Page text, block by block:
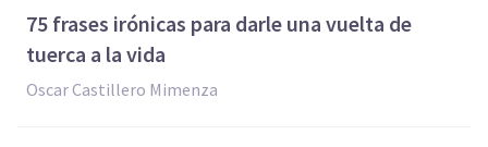
75 frases irónicas para darle una vuelta de
tuerca a la vida
Oscar Castillero Mimenza